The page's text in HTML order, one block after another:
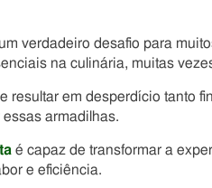
verdadeiro desafio para
na culinária, muitas
resultar em desperdício tanto
armadilhas.
é capaz de transformar a
e eficiência.